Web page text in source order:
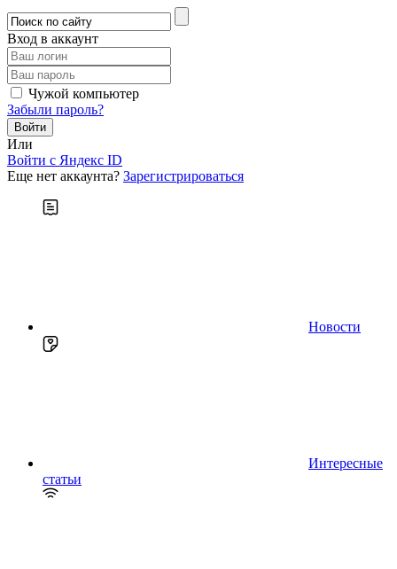
Вход в аккаунт
Чужой компьютер
Забыли пароль?
Или
Войти c Яндекс ID
Еще нет аккаунта? Зарегистрироваться
Новости
Интересные
статьи